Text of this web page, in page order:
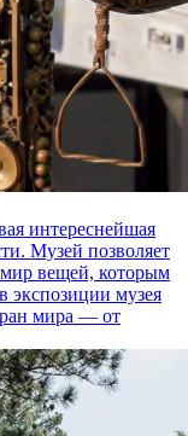
интереснейшая
Музей позволяет
мир вещей, которым
экспозиции музея
мира — от